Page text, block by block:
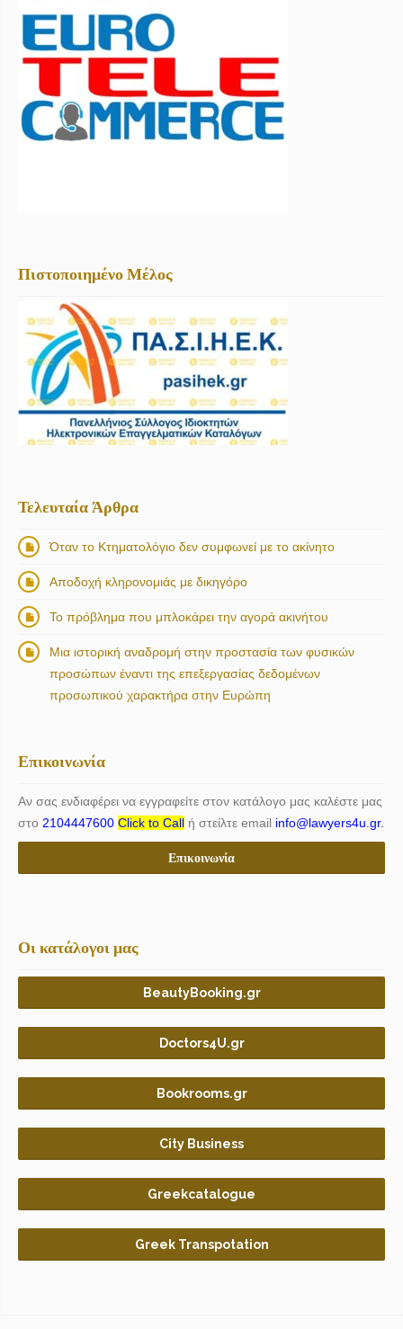
Πιστοποιημένο Μέλος
Τελευταία Άρθρα
Όταν το Κτηματολόγιο δεν συμφωνεί με το ακίνητο
Αποδοχή κληρονομιάς με δικηγόρο
Το πρόβλημα που μπλοκάρει την αγορά ακινήτου
Μια ιστορική αναδρομή στην προστασία των φυσικών
προσώπων έναντι της επεξεργασίας δεδομένων
προσωπικού χαρακτήρα στην Ευρώπη
Επικοινωνία
Αν σας ενδιαφέρει να εγγραφείτε στον κατάλογο μας καλέστε μας
στο 2104447600 Click to Call ή στείλτε email info@lawyers4u.gr.
Επικοινωνία
Οι κατάλογοι μας
BeautyBooking.gr
Doctors4U.gr
Bookrooms.gr
City Business
Greekcatalogue
Greek Transpotation